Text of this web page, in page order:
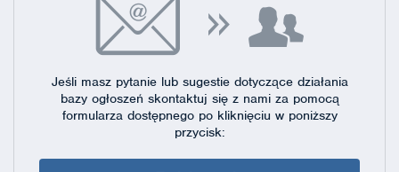
Jeśli masz pytanie lub sugestie dotyczące działania
bazy ogłoszeń skontaktuj się z nami za pomocą
formularza dostępnegopo kliknięciu w poniższy
przycisk: